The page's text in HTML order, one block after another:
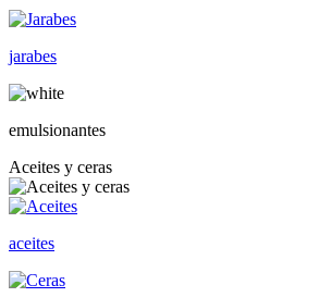
jarabes
emulsionantes
Aceites y ceras
aceites